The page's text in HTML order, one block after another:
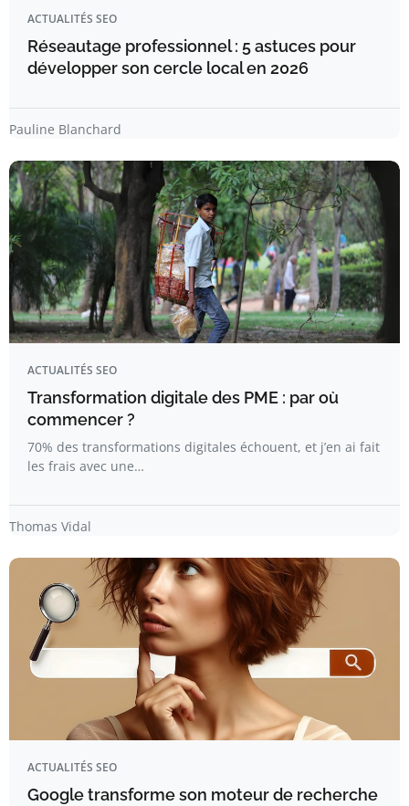
ACTUALITÉS SEO
Réseautage professionnel : 5 astuces pour
développer son cercle local en 2026
Pauline Blanchard
ACTUALITÉS SEO
Transformation digitale des PME : par où
commencer ?
70% des transformations digitales échouent, et j’en ai fait
les frais avec une…
Thomas Vidal
ACTUALITÉS SEO
Google transforme son moteur de recherche